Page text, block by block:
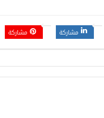
مشاركة مشاركة